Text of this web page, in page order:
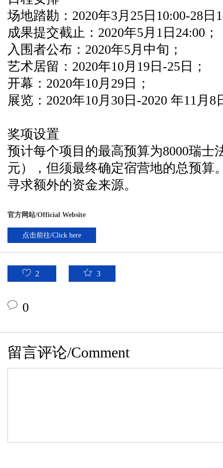
场地踏勘：2020年3月25日10:00-28日
成果提交截止：2020年5月1日24:00；
入围者公布：2020年5月中旬；
艺术居留：2020年10月19日-25日；
开幕：2020年10月29日；
展览：2020年10月30日-2020 年11月8
奖项设置
预计每个项目的最高预算为8000瑞士
元），但须最终确定宿营地的总预算
寻求额外的资金来源。
官方网站/Official Website
点击前往/Click here
2 3
0
留言评论/Comment